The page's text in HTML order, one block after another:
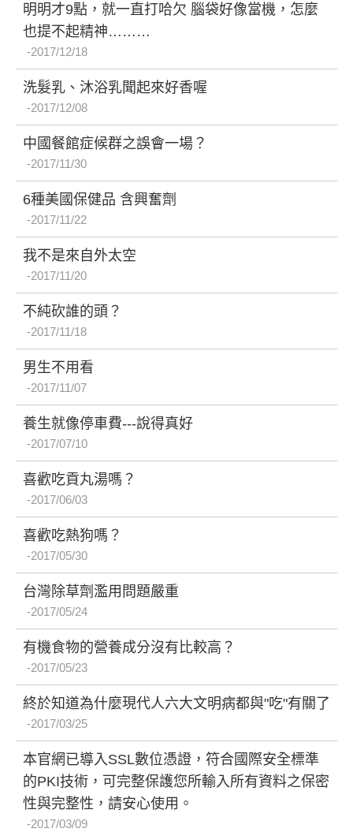
明明才9點，就一直打哈欠 腦袋好像當機，怎麼
也提不起精神………
2017/12/18
洗髮乳、沐浴乳聞起來好香喔
2017/12/08
中國餐館症候群之誤會一場？
2017/11/30
6種美國保健品 含興奮劑
2017/11/22
我不是來自外太空
2017/11/20
不純砍誰的頭？
2017/11/18
男生不用看
2017/11/07
養生就像停車費---說得真好
2017/07/10
喜歡吃貢丸湯嗎？
2017/06/03
喜歡吃熱狗嗎？
2017/05/30
台灣除草劑濫用問題嚴重
2017/05/24
有機食物的營養成分沒有比較高？
2017/05/23
終於知道為什麼現代人六大文明病都與"吃"有關了
2017/03/25
本官網已導入SSL數位憑證，符合國際安全標準
的PKI技術，可完整保護您所輸入所有資料之保密
性與完整性，請安心使用。
2017/03/09